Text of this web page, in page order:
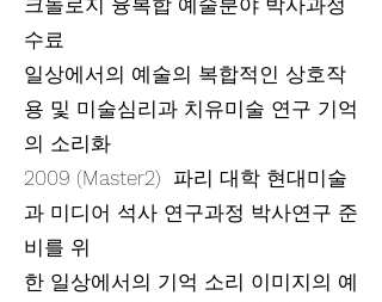
크놀로지 융복합 예술분야 박사과정
수료
일상에서의 예술의 복합적인 상호작
용 및 미술심리과 치유미술 연구 기억
의 소리화
2009 (Master2) 파리 대학 현대미술
과 미디어 석사 연구과정 박사연구 준
비를 위
한 일상에서의 기억 소리 이미지의 예